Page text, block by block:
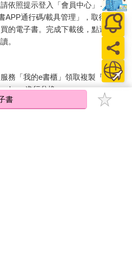
依照提示登入「會員中心」→「我
APP通行碼/載具管理」，取得通行
的電子書。完成下載後，點選任一
。
務「我的e書櫃」領取複製『兌換
進行兌換。
所購買的電子書僅能以金石堂專屬
書